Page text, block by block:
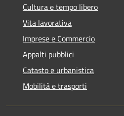
Cultura e tempo libero
Vita lavorativa
Imprese e Commercio
Appalti pubblici
Catasto e urbanistica
Mobilità e trasporti